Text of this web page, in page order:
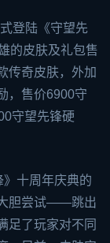
登陆《守望先
的皮肤及礼包售
传奇皮肤，外加
，售价6900守
守望先锋硬
》十周年庆典的
胆尝试——跳出
足了玩家对不同